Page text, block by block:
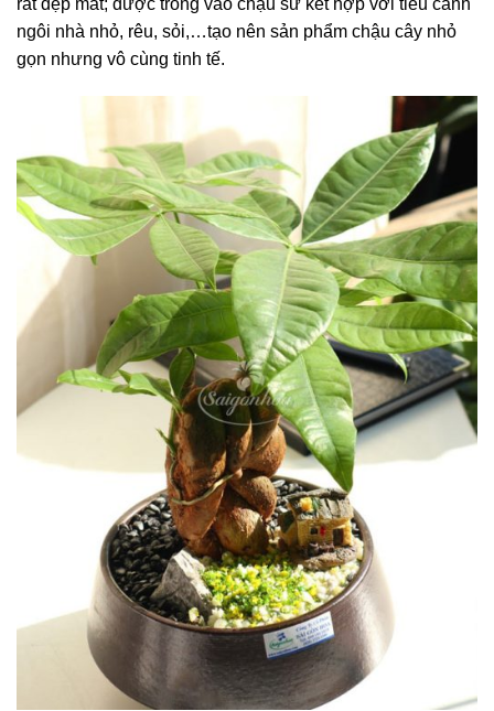
ngôi nhà nhỏ, rêu, sỏi,…tạo nên sản phẩm chậu cây nhỏ
gọn nhưng vô cùng tinh tế.